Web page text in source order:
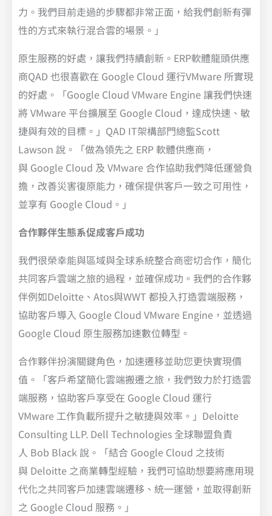
力。我們目前走過的步驟都非常正面，給我們創新有彈
性的方式來執行混合雲的場景。」
原生服務的好處，讓我們持續創新。ERP軟體龍頭供應
商QAD 也很喜歡在 Google Cloud 運行VMware 所實現
的好處。「Google Cloud VMware Engine 讓我們快速
將 VMware 平台擴展至 Google Cloud，達成快速、敏
捷與有效的目標。」QAD IT架構部門總監Scott
Lawson 說。「做為領先之 ERP 軟體供應商，
與 Google Cloud 及 VMware 合作協助我們降低運營負
擔，改善災害復原能力，確保提供客戶一致之可用性，
並享有 Google Cloud。」
合作夥伴生態系促成客戶成功
我們很榮幸能與區域與全球系統整合商密切合作，簡化
共同客戶雲端之旅的過程，並確保成功。我們的合作夥
伴例如Deloitte、Atos與WWT 都投入打造雲端服務，
協助客戶導入 Google Cloud VMware Engine，並透過
Google Cloud 原生服務加速數位轉型。
合作夥伴扮演關鍵角色，加速遷移並助您更快實現價
值。「客戶希望簡化雲端搬遷之旅，我們致力於打造雲
端服務，協助客戶享受在 Google Cloud 運行
VMware 工作負載所提升之敏捷與效率。」Deloitte
Consulting LLP. Dell Technologies 全球聯盟負責
人 Bob Black 說。「結合 Google Cloud 之技術
與 Deloitte 之商業轉型經驗，我們可協助想要將應用現
代化之共同客戶加速雲端遷移、統一運營，並取得創新
之 Google Cloud 服務。」